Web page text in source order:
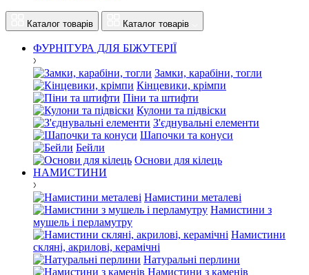
Каталог товарів Каталог товарів
ФУРНІТУРА ДЛЯ БІЖУТЕРІЇ
Замки, карабіни, тогли
Кінцевики, крімпи
Піни та штифти
Кулони та підвіски
З'єднувальні елементи
Шапочки та конуси
Бейли
Основи для кілець
НАМИСТИНИ
Намистини металеві
Намистини з
мушель і перламутру
Намистини
скляні, акрилові, керамічні
Натуральні перлини
Намистини з каменів